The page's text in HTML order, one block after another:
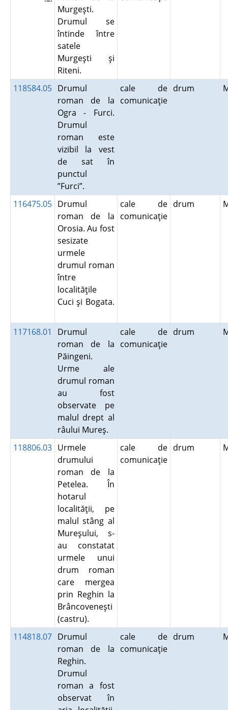
Murgeşti.
Drumul se
întinde între
satele
Murgeşti şi
Riteni.
118584.05 Drumul
roman de la
Ogra - Furci.
Drumul
roman este
vizibil la vest
de sat în
punctul
”Furci”.
cale de
comunicaţie
drum
116475.05 Drumul
roman de la
Orosia. Au fost
sesizate
urmele
drumul roman
între
localităţile
Cuci şi Bogata.
cale de
comunicaţie
drum
117168.01
Drumul
roman de la
Păingeni.
Urme ale
drumul roman
au fost
observate pe
malul drept al
râului Mureş.
cale de
comunicaţie
drum
118806.03 Urmele
drumului
roman de la
Petelea. În
hotarul
localităţii, pe
malul stâng al
Mureşului, s-
au constatat
urmele unui
drum roman
care mergea
prin Reghin la
Brâncoveneşti
(castru).
cale de
comunicaţie
drum
114818.07 Drumul
roman de la
Reghin.
Drumul
roman a fost
observat în
cale de
comunicaţie
drum